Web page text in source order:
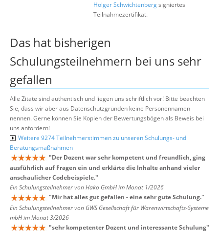
Holger Schwichtenbergsigniertes
Teilnahmezertifikat.
Das hat bisherigen
Schulungsteilnehmern bei uns sehr
gefallen
Alle Zitate sind authentisch und liegen uns schriftlich vor! Bitte beachten
Sie, dass wir aber aus Datenschutzgründen keine Personennamen
nennen. Gerne können Sie Kopien der Bewertungsbögen als Beweis bei
uns anfordern!
Weitere 9274 Teilnehmerstimmen zu unseren Schulungs- und
Beratungsmaßnahmen
"Der Dozent war sehr kompetent und freundlich, ging
ausführlich auf Fragen ein und erklärte die Inhalte anhand vieler
anschaulicher Codebeispiele."
Ein Schulungsteilnehmer von Hako GmbH im Monat 1/2026
"Mir hat alles gut gefallen - eine sehr gute Schulung."
Ein Schulungsteilnehmer von GWS Gesellschaft für Warenwirtschafts-Systeme
mbH im Monat 3/2026
"sehr kompetenter Dozent und interessante Schulung"